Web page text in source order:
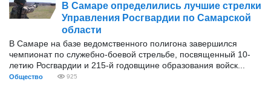
В Самаре определились лучшие стрелки
Управления Росгвардии по Самарской
области
В Самаре на базе ведомственного полигона завершился
чемпионат по служебно-боевой стрельбе, посвященный 10-
летию Росгвардии и 215-й годовщине образования войск...
Общество 925